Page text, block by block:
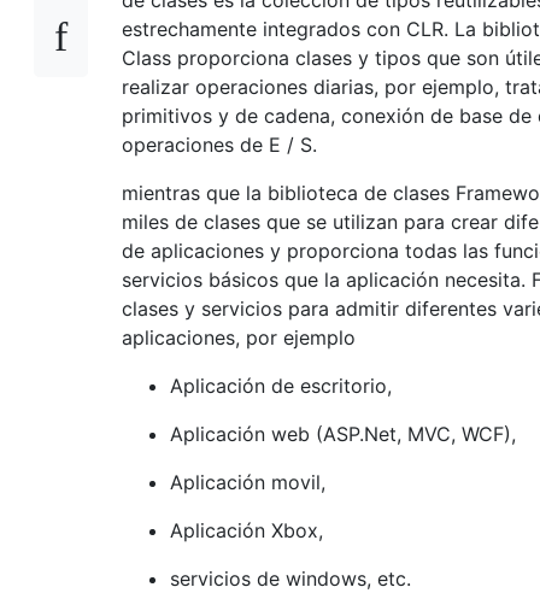
estrechamente integrados con CLR. La
Class proporciona clases y tipos que son
realizar operaciones diarias, por ejemplo,
primitivos y de cadena, conexión de base de
operaciones de E / S.
mientras que la biblioteca de clases
miles de clases que se utilizan para crear
de aplicaciones y proporciona todas las
servicios básicos que la aplicación necesita.
clases y servicios para admitir diferentes
aplicaciones, por ejemplo
Aplicación de escritorio,
Aplicación web (ASP.Net, MVC, WCF),
Aplicación movil,
Aplicación Xbox,
servicios de windows, etc.